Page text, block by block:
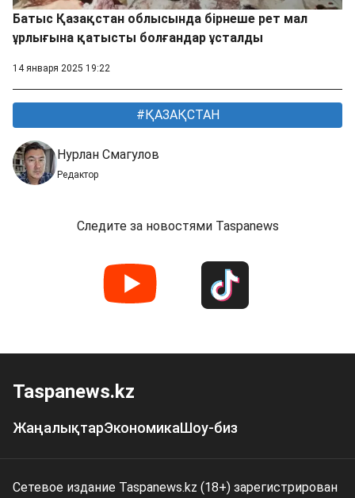
Батыс Қазақстан облысында бірнеше рет мал
ұрлығына қатысты болғандар ұсталды
14 января 2025 19:22
ҚАЗАҚСТАН
Нурлан Смагулов
Редактор
Следите за новостями Taspanews
Taspanews.kz
ЖаңалықтарЭкономикаШоу-биз
Сетевое издание Taspanews.kz (18+) зарегистрирован